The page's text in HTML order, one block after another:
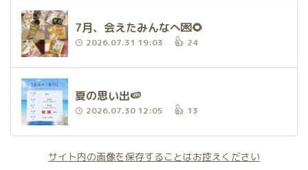
7月、会えたみんなへ💌🌻
2026.07.31 19:03 24
夏の思い出🍉
2026.07.30 12:05 13
サイト内の画像を保存することはお控えください